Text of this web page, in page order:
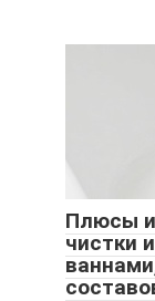
Плюсы
чистки